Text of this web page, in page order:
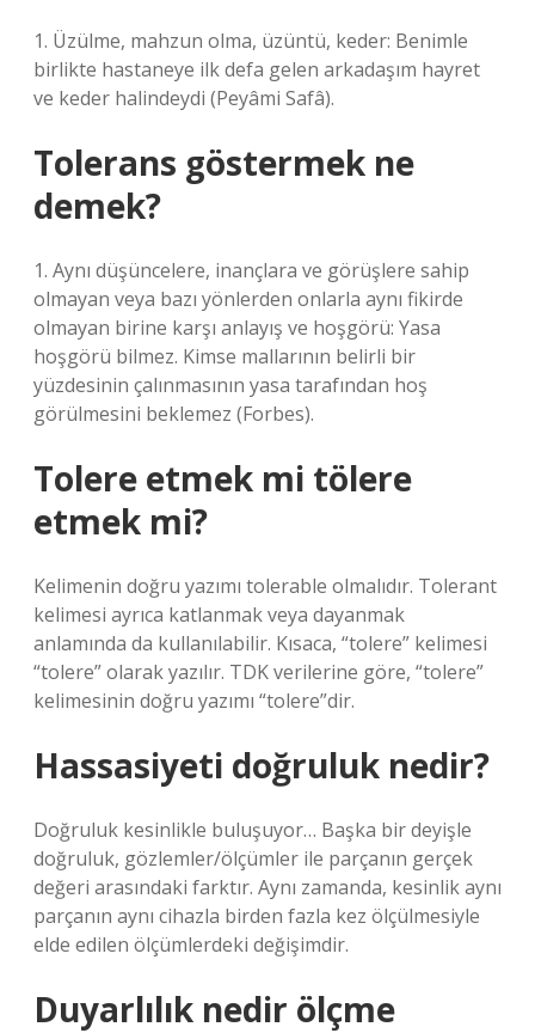
1. Üzülme, mahzun olma, üzüntü, keder: Benimle
birlikte hastaneye ilk defa gelen arkadaşım hayret
ve keder halindeydi (Peyâmi Safâ).
Tolerans göstermek ne
demek?
1. Aynı düşüncelere, inançlara ve görüşlere sahip
olmayan veya bazı yönlerden onlarla aynı fikirde
olmayan birine karşı anlayış ve hoşgörü: Yasa
hoşgörü bilmez. Kimse mallarının belirli bir
yüzdesinin çalınmasının yasa tarafından hoş
görülmesini beklemez (Forbes).
Tolere etmek mi tölere
etmek mi?
Kelimenin doğru yazımı tolerable olmalıdır. Tolerant
kelimesi ayrıca katlanmak veya dayanmak
anlamında da kullanılabilir. Kısaca, “tolere” kelimesi
“tolere” olarak yazılır. TDK verilerine göre, “tolere”
kelimesinin doğru yazımı “tolere”dir.
Hassasiyeti doğruluk nedir?
Doğruluk kesinlikle buluşuyor… Başka bir deyişle
doğruluk, gözlemler/ölçümler ile parçanın gerçek
değeri arasındaki farktır. Aynı zamanda, kesinlik aynı
parçanın aynı cihazla birden fazla kez ölçülmesiyle
elde edilen ölçümlerdeki değişimdir.
Duyarlılık nedir ölçme